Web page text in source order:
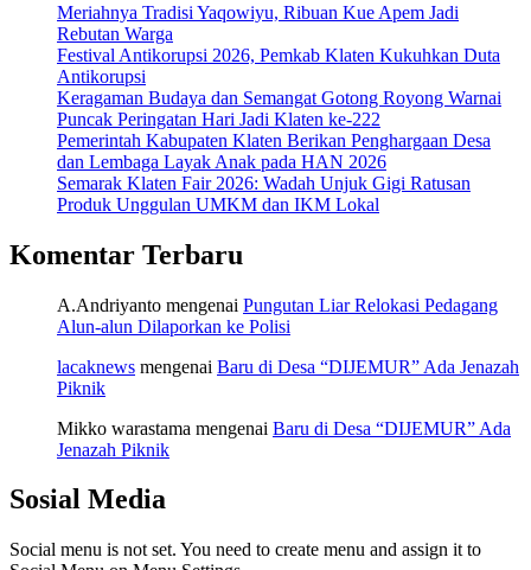
Meriahnya Tradisi Yaqowiyu, Ribuan Kue Apem Jadi
Rebutan Warga
Festival Antikorupsi 2026, Pemkab Klaten Kukuhkan Duta
Antikorupsi
Keragaman Budaya dan Semangat Gotong Royong Warnai
Puncak Peringatan Hari Jadi Klaten ke-222
Pemerintah Kabupaten Klaten Berikan Penghargaan Desa
dan Lembaga Layak Anak pada HAN 2026
Semarak Klaten Fair 2026: Wadah Unjuk Gigi Ratusan
Produk Unggulan UMKM dan IKM Lokal
Komentar Terbaru
A.Andriyanto mengenai Pungutan Liar Relokasi Pedagang
Alun-alun Dilaporkan ke Polisi
lacaknews mengenai Baru di Desa “DIJEMUR” Ada Jenazah
Piknik
Mikko warastama mengenai Baru di Desa “DIJEMUR” Ada
Jenazah Piknik
Sosial Media
Social menu is not set. You need to create menu and assign it to